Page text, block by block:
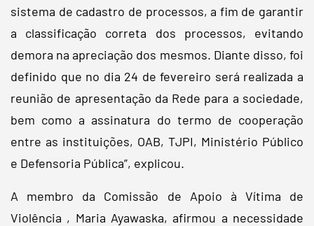
sistema de cadastro de processos, a fim de garantir
a classificação correta dos processos, evitando
demora na apreciação dos mesmos. Diante disso, foi
definido que no dia 24 de fevereiro será realizada a
reunião de apresentação da Rede para a sociedade,
bem como a assinatura do termo de cooperação
entre as instituições, OAB, TJPI, Ministério Público
e Defensoria Pública”, explicou.
A membro da Comissão de Apoio à Vítima de
Violência , Maria Ayawaska, afirmou a necessidade